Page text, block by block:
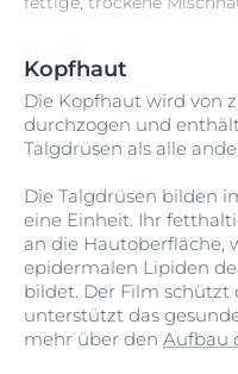
Kopfhaut
Die Kopfhaut wird von
durchzogen und
Talgdrüsen als alle
Die Talgdrüsen bilden
eine Einheit. Ihr
an die Hautoberfläche,
epidermalen Lipiden
bildet. Der Film
unterstützt das
mehr über den Aufbau